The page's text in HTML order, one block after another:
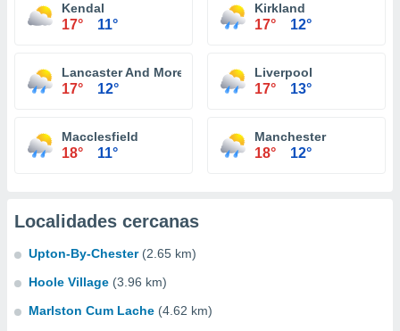
Kendal
17° 11°
Kirkland
17° 12°
Lancaster And Morecambe
17° 12°
Liverpool
17° 13°
Macclesfield
18° 11°
Manchester
18° 12°
Localidades cercanas
Upton-By-Chester (2.65 km)
Hoole Village (3.96 km)
Marlston Cum Lache (4.62 km)